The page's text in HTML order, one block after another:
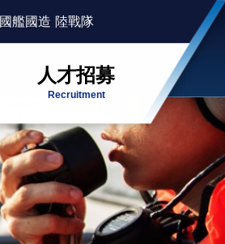
國艦國造 陸戰隊
人才招募
Recruitment